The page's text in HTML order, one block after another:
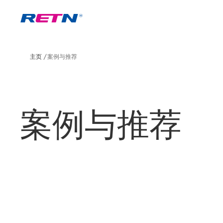
主页 案例与推荐
案例与推荐